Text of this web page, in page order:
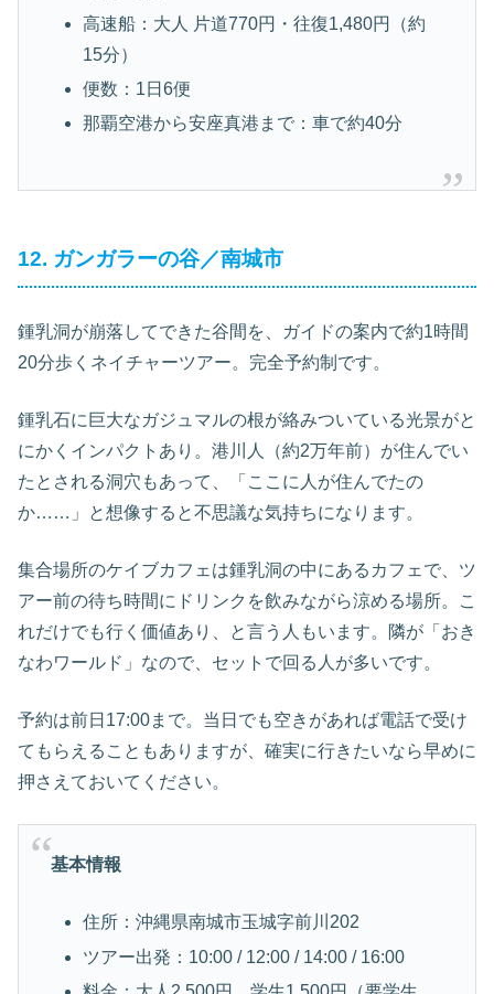
高速船：大人 片道770円・往復1,480円（約
15分）
便数：1日6便
那覇空港から安座真港まで：車で約40分
12. ガンガラーの谷／南城市
鍾乳洞が崩落してできた谷間を、ガイドの案内で約1時間
20分歩くネイチャーツアー。完全予約制です。
鍾乳石に巨大なガジュマルの根が絡みついている光景がと
にかくインパクトあり。港川人（約2万年前）が住んでい
たとされる洞穴もあって、「ここに人が住んでたの
か……」と想像すると不思議な気持ちになります。
集合場所のケイブカフェは鍾乳洞の中にあるカフェで、ツ
アー前の待ち時間にドリンクを飲みながら涼める場所。こ
れだけでも行く価値あり、と言う人もいます。隣が「おき
なわワールド」なので、セットで回る人が多いです。
予約は前日17:00まで。当日でも空きがあれば電話で受け
てもらえることもありますが、確実に行きたいなら早めに
押さえておいてください。
基本情報
住所：沖縄県南城市玉城字前川202
ツアー出発：10:00 / 12:00 / 14:00 / 16:00